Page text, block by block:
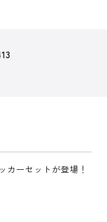
カーセットが登場！